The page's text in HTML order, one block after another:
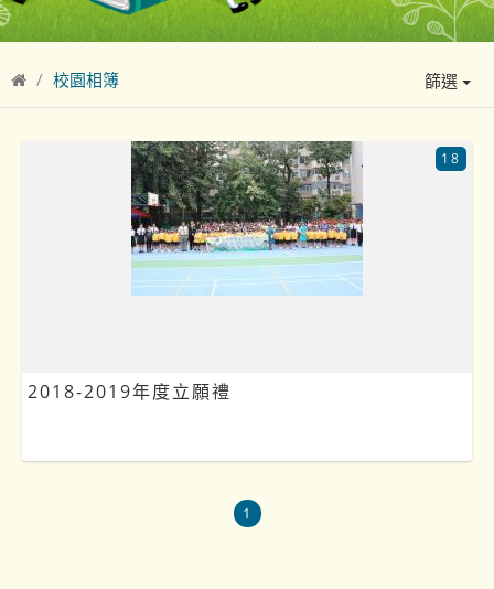
校園相簿 篩選
2018-2019年度立願禮
18
1